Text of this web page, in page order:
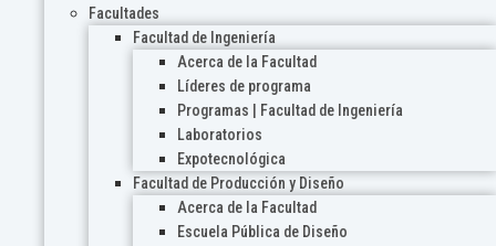
Facultades
Facultad de Ingeniería
Acerca de la Facultad
Líderes de programa
Programas | Facultad de Ingeniería
Laboratorios
Expotecnológica
Facultad de Producción y Diseño
Acerca de la Facultad
Escuela Pública de Diseño